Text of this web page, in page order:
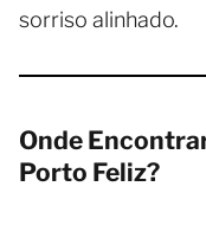
sorriso alinhado.
Onde
Porto Feliz?